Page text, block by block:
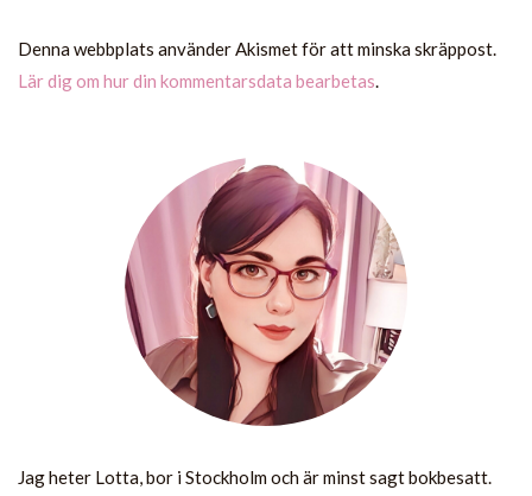
Denna webbplats använder Akismet för att minska skräppost.
Lär dig om hur din kommentarsdata bearbetas.
Jag heter Lotta, bor i Stockholm och är minst sagt bokbesatt.